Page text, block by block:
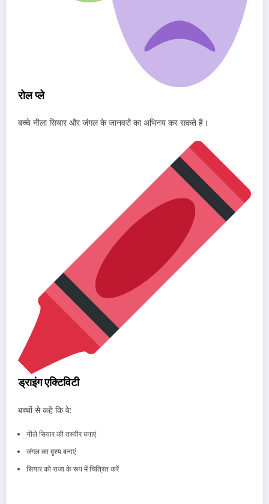
रोल प्ले
बच्चे नीला सियार और जंगल के जानवरों का अभिनय कर सकते हैं।
ड्राइंग एक्टिविटी
बच्चों से कहें कि वे:
नीले सियार की तस्वीर बनाएं
जंगल का दृश्य बनाएं
सियार को राजा के रूप में चित्रित करें